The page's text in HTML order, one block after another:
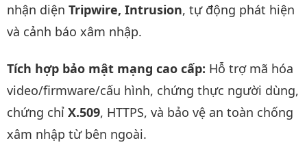
nhận diện Tripwire, Intrusion, tự động phát hiện
và cảnh báo xâm nhập.
Tích hợp bảo mật mạng cao cấp: Hỗ trợ mã hóa
video/firmware/cấu hình, chứng thực người dùng,
chứng chỉ X.509, HTTPS, và bảo vệ an toàn chống
xâm nhập từ bên ngoài.